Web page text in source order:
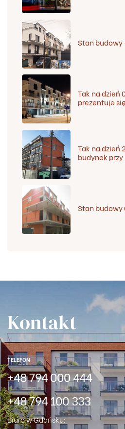
Stan
Tak na dzień
prezentuje
Tak na dzień
budynek przy
Stan
Kontakt
TELEFON
+48 794 000 444
+48 794 100 333
Biuro w Gdańsku: